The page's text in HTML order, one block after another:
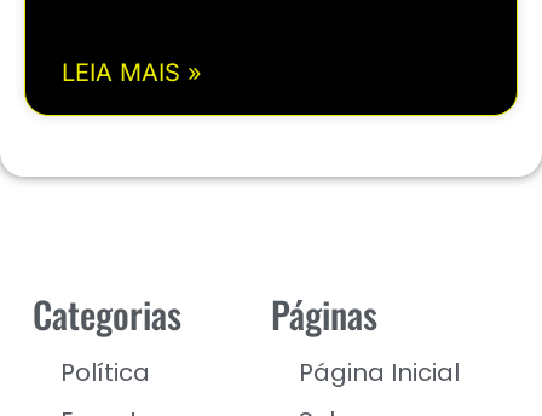
LEIA MAIS »
Categorias
Política
Páginas
Página Inicial